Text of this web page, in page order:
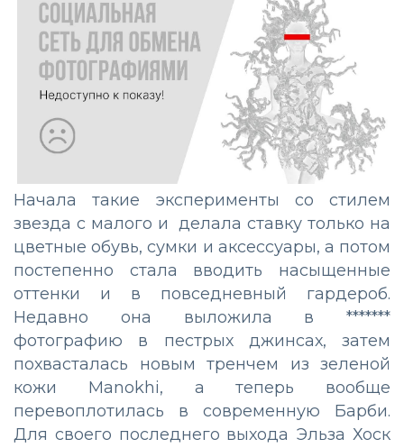
Начала такие эксперименты со стилем
звезда с малого и делала ставку только на
цветные обувь, сумки и аксессуары, а потом
постепенно стала вводить насыщенные
оттенки и в повседневный гардероб.
Недавно она выложила в *******
фотографию в пестрых джинсах, затем
похвасталась новым тренчем из зеленой
кожи Manokhi, а теперь вообще
перевоплотилась в современную Барби.
Для своего последнего выхода Эльза Хоск